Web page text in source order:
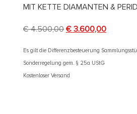
MIT KETTE DIAMANTEN &
€4.500,00 € 3.600,00
Es gilt die Differenzbesteuerung
Sonderregelung gem. § 25a UStG
Kostenloser Versand